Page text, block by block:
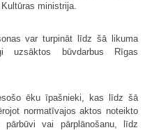
ministrija.
var turpināt līdz šā likuma
uzsāktos būvdarbus Rīgas
ēku īpašnieki, kas līdz šā
normatīvajos aktos noteikto
vai pārplānošanu, līdz